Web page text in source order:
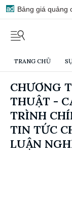
Bảng giá quảng
TRANG CHỦ
CHƯƠNG
THUẬT -
TRÌNH
TIN TỨC
LUẬN